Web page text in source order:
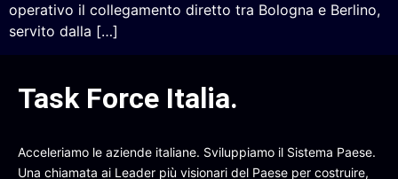
operativo il collegamento diretto tra Bologna e Berlino,
servito dalla […]
Task Force Italia.
Acceleriamo le aziende italiane. Sviluppiamo il Sistema Paese.
Una chiamata ai Leader più visionari del Paese per costruire,